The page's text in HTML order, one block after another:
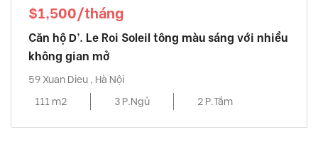
$1,500/tháng
Căn hộ D’. Le Roi Soleil tông màu sáng với nhiều
không gian mở
59 Xuan Dieu , Hà Nội
111 m2
3 P.Ngủ 2 P.Tắm